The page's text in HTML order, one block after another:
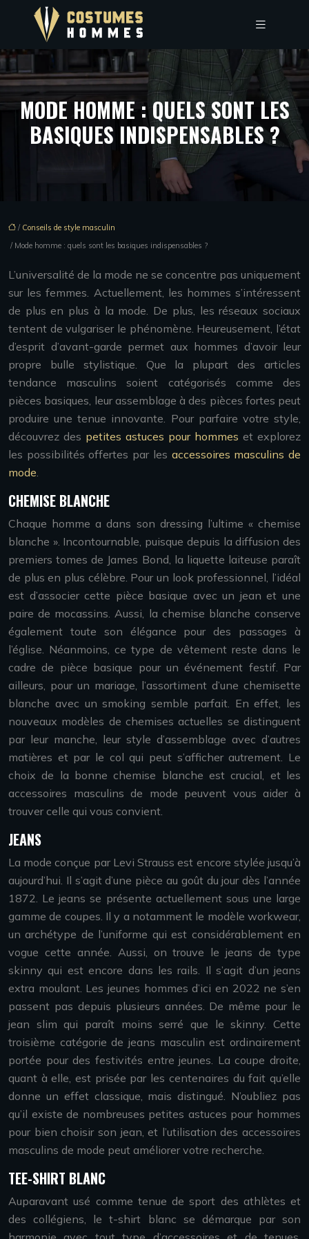
MODE HOMME : QUELS SONT LES
BASIQUES INDISPENSABLES ?
/ Conseils de style masculin
/ Mode homme : quels sont les basiques indispensables ?
L’universalité de la mode ne se concentre pas uniquement
sur les femmes. Actuellement, les hommes s’intéressent
de plus en plus à la mode. De plus, les réseaux sociaux
tentent de vulgariser le phénomène. Heureusement, l’état
d’esprit d’avant-garde permet aux hommes d’avoir leur
propre bulle stylistique. Que la plupart des articles
tendance masculins soient catégorisés comme des
pièces basiques, leur assemblage à des pièces fortes peut
produire une tenue innovante. Pour parfaire votre style,
découvrez des petites astuces pour hommes et explorez
les possibilités offertes par les accessoires masculins de
mode.
CHEMISE BLANCHE
Chaque homme a dans son dressing l’ultime « chemise
blanche ». Incontournable, puisque depuis la diffusion des
premiers tomes de James Bond, la liquette laiteuse paraît
de plus en plus célèbre. Pour un look professionnel, l’idéal
est d’associer cette pièce basique avec un jean et une
paire de mocassins. Aussi, la chemise blanche conserve
également toute son élégance pour des passages à
l’église. Néanmoins, ce type de vêtement reste dans le
cadre de pièce basique pour un événement festif. Par
ailleurs, pour un mariage, l’assortiment d’une chemisette
blanche avec un smoking semble parfait. En effet, les
nouveaux modèles de chemises actuelles se distinguent
par leur manche, leur style d’assemblage avec d’autres
matières et par le col qui peut s’afficher autrement. Le
choix de la bonne chemise blanche est crucial, et les
accessoires masculins de mode peuvent vous aider à
trouver celle qui vous convient.
JEANS
La mode conçue par Levi Strauss est encore stylée jusqu’à
aujourd’hui. Il s’agit d’une pièce au goût du jour dès l’année
1872. Le jeans se présente actuellement sous une large
gamme de coupes. Il y a notamment le modèle workwear,
un archétype de l’uniforme qui est considérablement en
vogue cette année. Aussi, on trouve le jeans de type
skinny qui est encore dans les rails. Il s’agit d’un jeans
extra moulant. Les jeunes hommes d’ici en 2022 ne s’en
passent pas depuis plusieurs années. De même pour le
jean slim qui paraît moins serré que le skinny. Cette
troisième catégorie de jeans masculin est ordinairement
portée pour des festivités entre jeunes. La coupe droite,
quant à elle, est prisée par les centenaires du fait qu’elle
donne un effet classique, mais distingué. N’oubliez pas
qu’il existe de nombreuses petites astuces pour hommes
pour bien choisir son jean, et l’utilisation des accessoires
masculins de mode peut améliorer votre recherche.
TEE-SHIRT BLANC
Auparavant usé comme tenue de sport des athlètes et
des collégiens, le t-shirt blanc se démarque par son